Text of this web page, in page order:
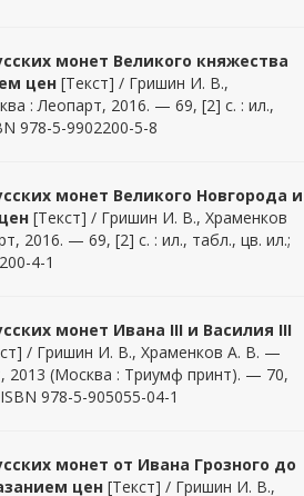
монет Великого княжества
цен [Текст] / Гришин И. В.,
: Леопарт, 2016. — 69, [2] с. : ил.,
978-5-9902200-5-8
монет Великого Новгорода и
[Текст] / Гришин И. В., Храменков
2016. — 69, [2] с. : ил., табл., цв. ил.;
4-1
монет Ивана III и Василия III
/ Гришин И. В., Храменков А. В. —
2013 (Москва : Триумф принт). — 70,
978-5-905055-04-1
монет от Ивана Грозного до
цен [Текст] / Гришин И. В.,